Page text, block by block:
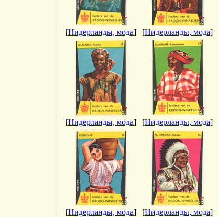
[Нидерланды, мода] [Нидерланды, мода]
[Нидерланды, мода] [Нидерланды, мода]
[Нидерланды, мода] [Нидерланды, мода]